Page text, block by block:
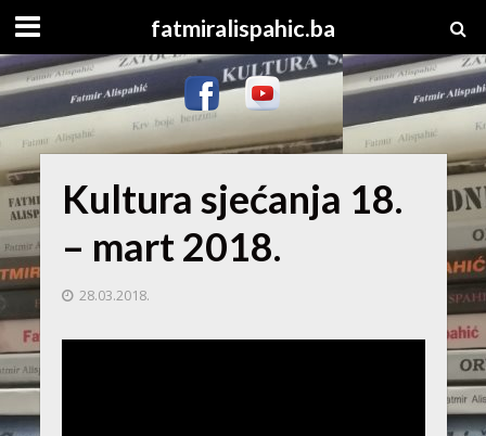
fatmiralispahic.ba
Kultura sjećanja 18.
– mart 2018.
28.03.2018.